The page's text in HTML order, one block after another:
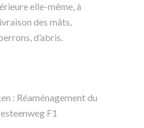
elle-même, à
des mâts,
d’abris.
: Réaménagement du
F1